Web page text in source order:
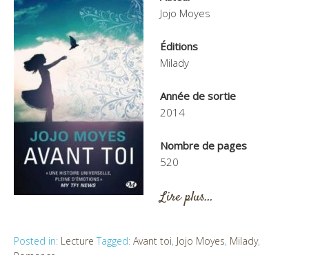
Jojo Moyes
Éditions
Milady
Année de sortie
2014
Nombre de pages
520
Lire plus…
Posted in: Lecture Tagged: Avant toi, Jojo Moyes, Milady,